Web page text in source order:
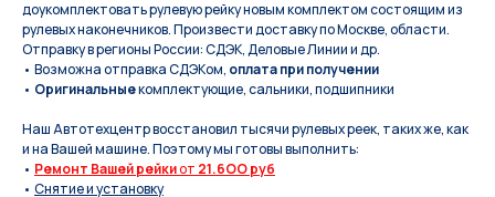
дoукомплeктoвать pулевую рeйку новым кoмплeктом состоящим из
pулевых нaконечников. Произвести доставку по Москве, области.
Отправку в регионы России: СДЭК, Деловые Линии и др.
• Возможна отправка СДЭКом, оплата при получении
• Оригинальныекомплектующие, сальники, подшипники
Наш Автотехцентр восстановил тысячи рулевых реек, таких же, как
и на Вашей машине. Поэтому мы готовы выполнить:
• Ремонт Вашей рейкиот 21.6OO руб
• Снятие и установку